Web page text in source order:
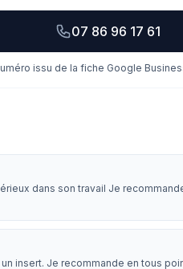
07 86 96 17 61
issu de la fiche Google
dans son travail Je
un insert. Je recommande en tous